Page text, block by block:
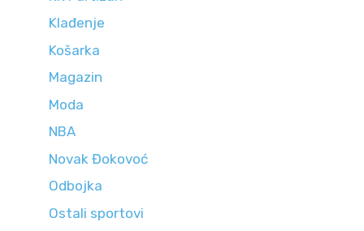
Klađenje
Košarka
Magazin
Moda
NBA
Novak Đokovoć
Odbojka
Ostali sportovi